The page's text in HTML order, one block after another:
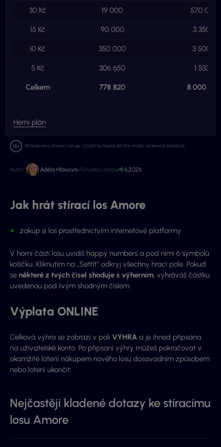
30 Kč 19 000 570 000
15 Kč 90 000 3 350
10 Kč 350 000 3 500
5 Kč 306 650 1 533
Celkem 778 820 8 000
Herní plán
Ministerstvo financí varuje: Účastí na hazardní hře může vzniknout závislost.
Autor: Adéla Hlavová Aktualizováno: 4.6.2026
Jak hrát stírací los Amore
zakup si los prostřednictvím internetové platformy
V horní části losu uvidíš happy numbers a pod nimi 6 symbolů
košíčku. Kliknutím na „Setřít“ odkryj všechny hrací pole. Pokud
se některé z tvých čísel shoduje s výherním, vyhráváš částku
uvedenou pod tvým shodným číslem.
Výplata ONLINE
Celková výhra se zobrazí v poli VÝHRA a je ihned připsána
na uživatelské konto. Po připsání výhry můžeš pokračovat v
okamžité loterii nákupem nového losu dosavadním způsobem
nebo loterii ukončit.
Nejčastěji kladené dotazy ke stíracímu
losu Amore